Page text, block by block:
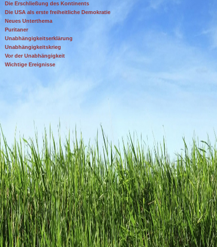
Die Erschließung des Kontinents
Die USA als erste freiheitliche Demokratie
Neues Unterthema
Puritaner
Unabhängigkeitserklärung
Unabhängigkeitskrieg
Vor der Unabhängigkeit
Wichtige Ereignisse